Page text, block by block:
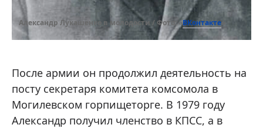
Александр Лукашенко в молодости / Фото: «ВКонтакте
После армии он продолжил деятельность на
посту секретаря комитета комсомола в
Могилевском горпищеторге. В 1979 году
Александр получил членство в КПСС, а в